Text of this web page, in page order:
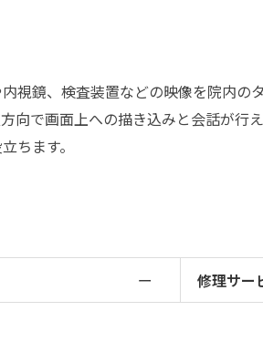
視鏡、検査装置などの映像を院内の
向で画面上への描き込みと会話が行
ちます。
ー 修理サー